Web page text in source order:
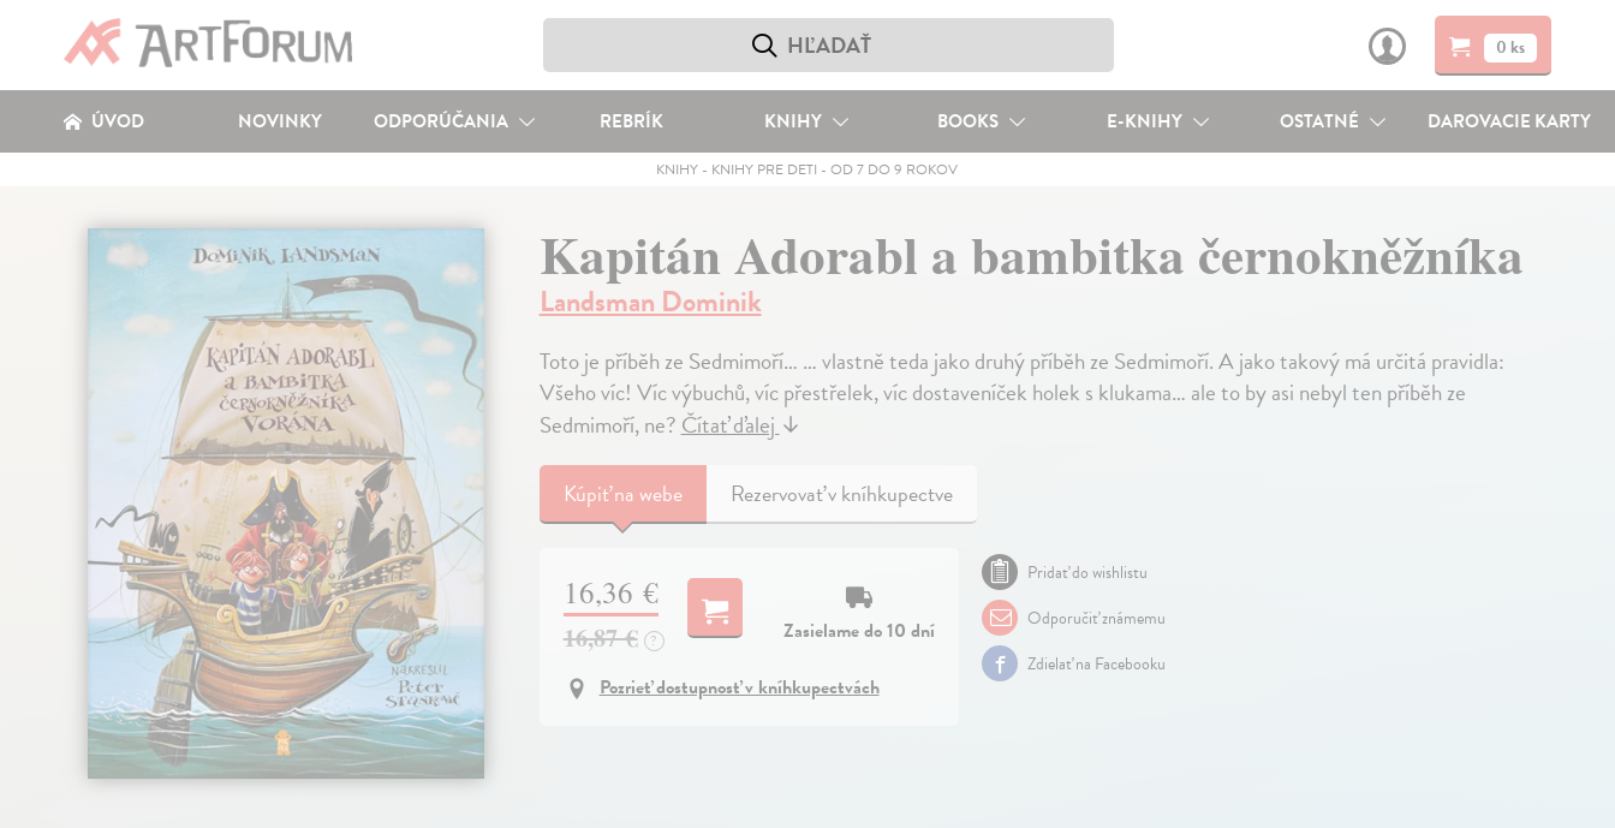
0 ks
ÚVOD NOVINKY ODPORÚČANIA REBRÍK KNIHY BOOKS E-KNIHY OSTATNÉ DAROVACIE KARTY
KNIHY - KNIHY PRE DETI -OD 7 DO 9 ROKOV
Kapitán Adorabl a bambitka černokněžníka
Landsman Dominik
Toto je příběh ze Sedmimoří… … vlastně teda jako druhý příběh ze Sedmimoří. A jako takový má určitá pravidla:
Všeho víc! Víc výbuchů, víc přestřelek, víc dostaveníček holek s klukama… ale to by asi nebyl ten příběh ze
Sedmimoří, ne?Čítať ďalej↓
Kúpiťna webe Rezervovať v kníhkupectve
16,36 €
16,87 € ?
Zasielame do 10 dní
Pozrieť dostupnosť v kníhkupectvách
Pridať do wishlistu
Odporučiť známemu
Zdielať na Facebooku